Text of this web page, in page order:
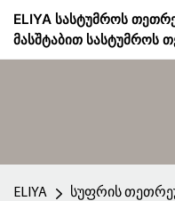
ELIYA სასტუმროს
მასშტაბით სასტუმროს
ELIYA სუფრის